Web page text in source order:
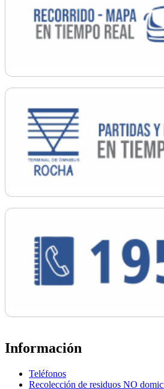
Información
Teléfonos
Recolección de residuos NO